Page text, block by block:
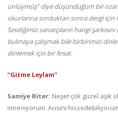
ünlüymüş” diye düşündüğüm bir
okurlarına sorduktan sonra dergi için
Sevdiğimiz sanatçıların hangi
bulmaya çalışmak bile birbirimizi
dinlemek için bir fırsat.
“Gitme Leylam”
Samiye Biter: Neşet çok güzel aşık
imreniyorum. Acısını